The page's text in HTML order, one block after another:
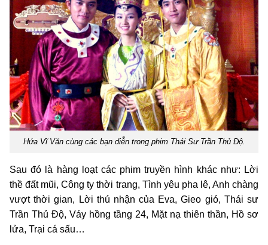
Hứa Vĩ Văn cùng các bạn diễn trong phim Thái Sư Trần Thủ Độ.
Sau đó là hàng loạt các phim truyền hình khác như: Lời
thề đất mũi, Công ty thời trang, Tình yêu pha lê, Anh chàng
vượt thời gian, Lời thú nhận của Eva, Gieo gió, Thái sư
Trần Thủ Độ, Váy hồng tầng 24, Mặt nạ thiên thần, Hồ sơ
lửa, Trại cá sấu…